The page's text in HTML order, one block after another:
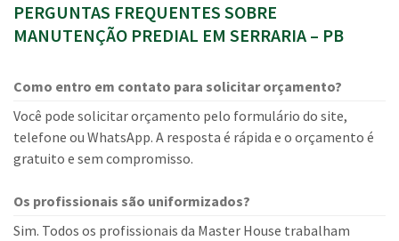
PERGUNTAS FREQUENTES SOBRE
MANUTENÇÃO PREDIAL EM SERRARIA – PB
Como entro em contato para solicitar orçamento?
Você pode solicitar orçamento pelo formulário do site,
telefone ou WhatsApp. A resposta é rápida e o orçamento é
gratuito e sem compromisso.
Os profissionais são uniformizados?
Sim. Todos os profissionais da Master House trabalham